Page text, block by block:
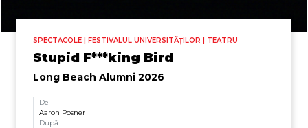
SPECTACOLE | FESTIVALUL UNIVERSITĂȚILOR | TEATRU
Stupid F***king Bird
Long Beach Alumni 2026
De
Aaron Posner
După